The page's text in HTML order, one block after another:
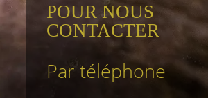
POUR NOUS
CONTACTER
Par téléphone